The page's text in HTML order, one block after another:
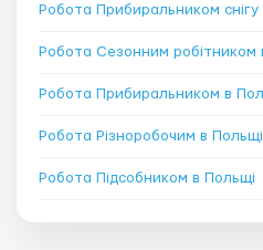
Робота Прибиральником снігу
Робота Сезонним робітником
Робота Прибиральником в
Робота Різноробочим в Польщі
Робота Підсобником в Польщі